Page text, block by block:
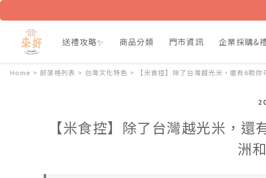
送禮攻略✨ 商品分類 門市資訊 企業採購&
Home > 部落格列表 > 台灣文化特色 > 【米食控】除了台灣越光米，還有6款
【米食控】除了台灣越光米，
洲